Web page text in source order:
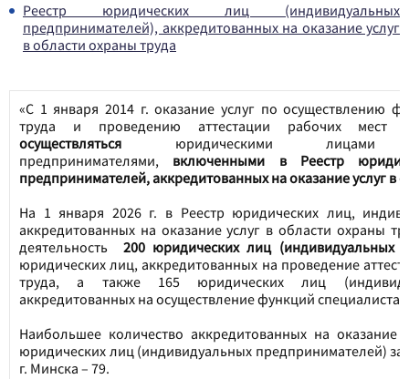
Реестр юридических лиц (индивидуальных
предпринимателей), аккредитованных на оказание услуг
в области охраны труда
«С 1 января 2014 г. оказание услуг по осуществлению
труда и проведению аттестации рабочих
осуществляться юридическими лицами
предпринимателями, включенными в Реестр
предпринимателей, аккредитованных на оказание услуг в
На 1 января 2026 г. в Реестр юридических лиц,
аккредитованных на оказание услуг в области охраны
деятельность 200 юридических лиц (индивидуальных
юридических лиц, аккредитованных на проведение
труда, а также 165 юридических лиц
аккредитованных на осуществление функций специалиста
Наибольшее количество аккредитованных на оказание
юридических лиц (индивидуальных предпринимателей)
г. Минска – 79.